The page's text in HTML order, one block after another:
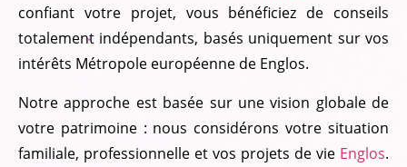
confiant votre projet, vous bénéficiez de conseils
totalement indépendants, basés uniquement sur vos
intérêts Métropole européenne de Englos.
Notre approche est basée sur une vision globale de
votre patrimoine : nous considérons votre situation
familiale, professionnelle et vos projets de vie Englos.